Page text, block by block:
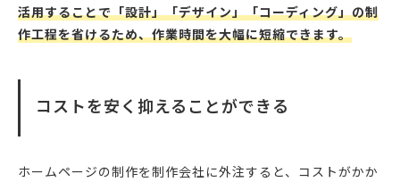
活用することで「設計」「デザイン」「コーディング」の制
作工程を省けるため、作業時間を大幅に短縮できます。
コストを安く抑えることができる
ホームページの制作を制作会社に外注すると、コストがかか